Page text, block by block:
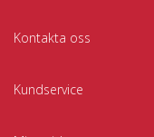
Kontakta oss
Kundservice